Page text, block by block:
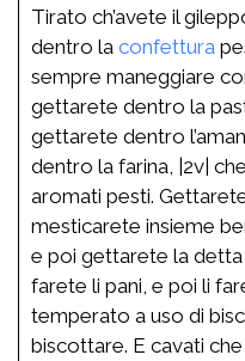
Tirato ch’avete il
dentro la confettura
sempre maneggiare
gettarete dentro la
gettarete dentro
dentro la farina, |2v|
aromati pesti.
mesticarete insieme
e poi gettarete la
farete li pani, e poi li
temperato a uso di
biscottare. E cavati